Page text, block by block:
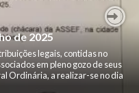
de 2026
legais, contidas no
em pleno gozo de seus
Ordinária, a realizar-se no